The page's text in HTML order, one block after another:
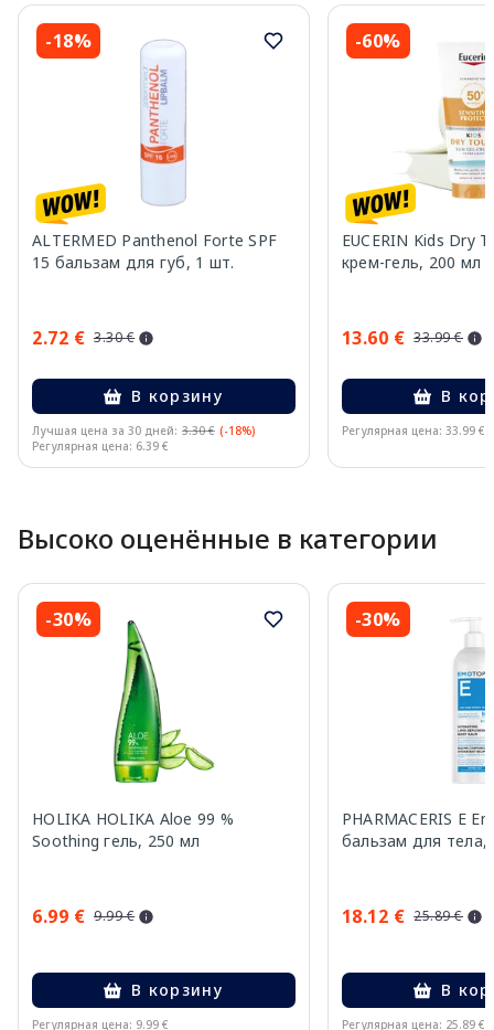
-18%
ALTERMED Panthenol Forte SPF
15 бальзам для губ, 1 шт.
2.72 € 3.30 €
В корзину
Лучшая цена за 30 дней: 3.30 € (-18%)
Регулярная цена: 6.39 €
-60%
EUCERIN Kids Dry
крем-гель, 200 мл
13.60 € 33.99 €
В
Регулярная цена: 33.99 €
Высоко оценённые в категории
-30%
HOLIKA HOLIKA Aloe 99 %
Soothing гель, 250 мл
6.99 € 9.99 €
В корзину
Регулярная цена: 9.99 €
-30%
PHARMACERIS E
бальзам для тела,
18.12 € 25.89 €
В
Регулярная цена: 25.89 €